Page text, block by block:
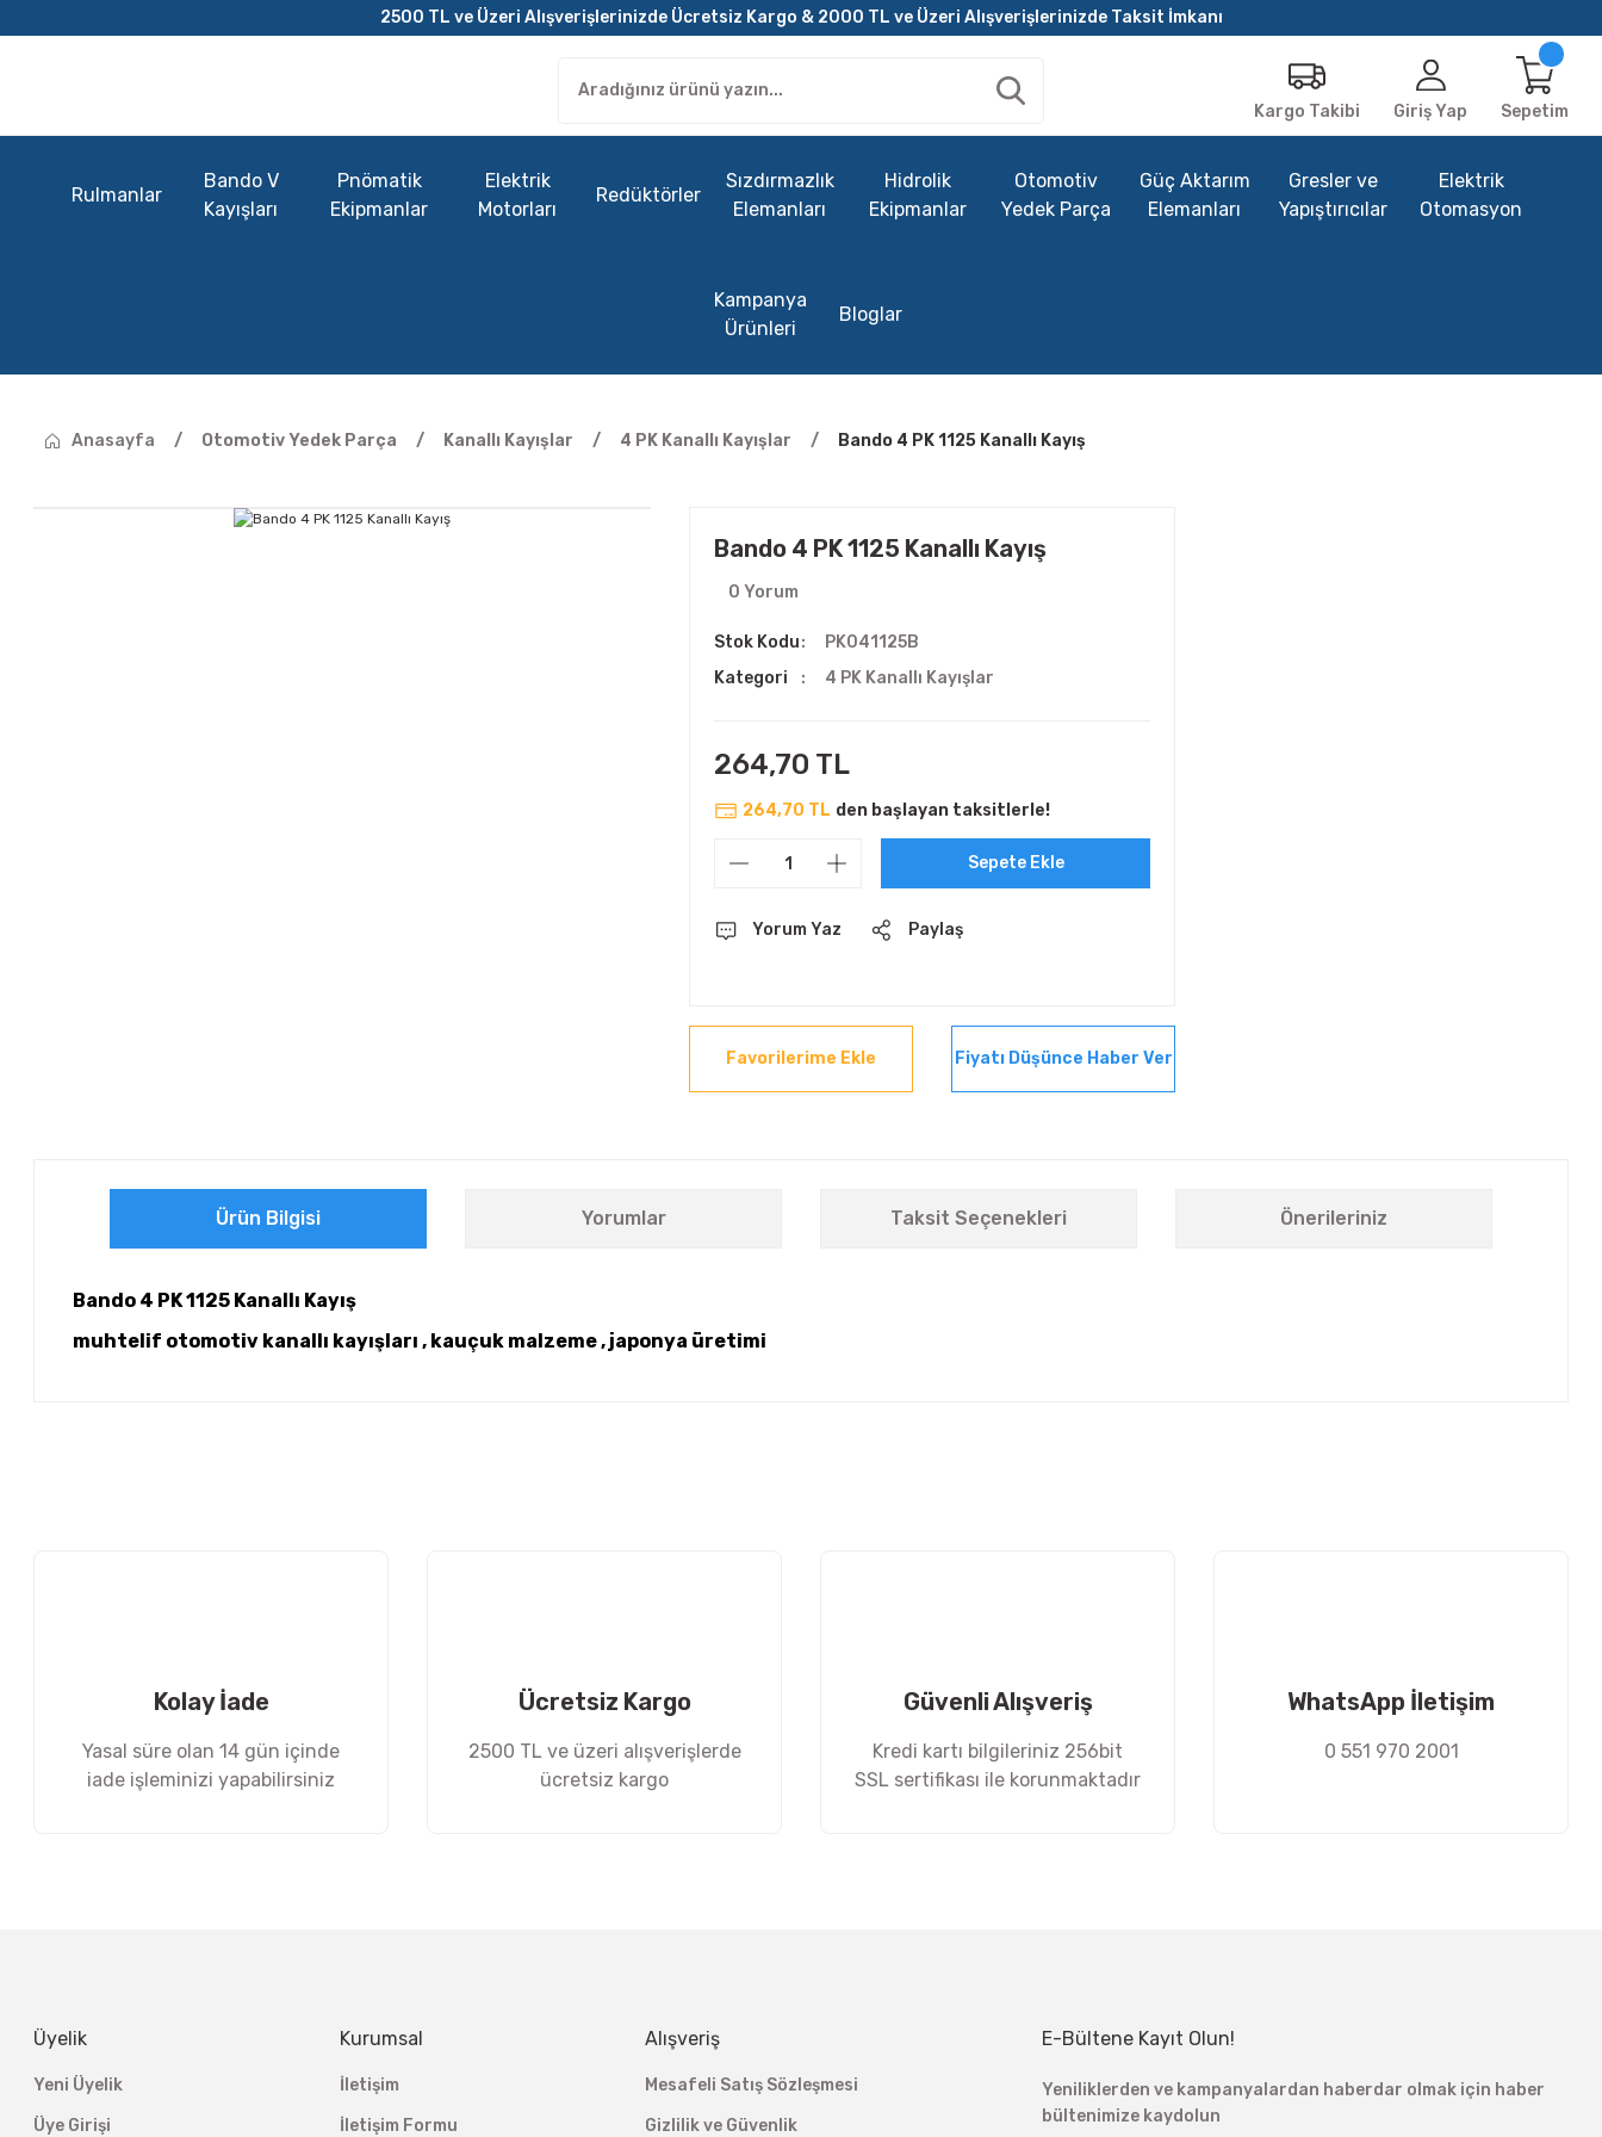
2500 TL ve Üzeri Alışverişlerinizde Ücretsiz Kargo & 2000 TL ve Üzeri Alışverişlerinizde Taksit İmkanı
Kargo Takibi Giriş Yap Sepetim
Rulmanlar
Bando V
Kayışları
Pnömatik
Ekipmanlar
Elektrik
Motorları
Redüktörler
Sızdırmazlık
Elemanları
Hidrolik
Ekipmanlar
Otomotiv
Yedek Parça
Güç Aktarım
Elemanları
Gresler ve
Yapıştırıcılar
Elektrik
Otomasyon
Kampanya
Ürünleri
Bloglar
Anasayfa Otomotiv Yedek Parça Kanallı Kayışlar 4 PK Kanallı Kayışlar Bando 4 PK 1125 Kanallı Kayış
Bando 4 PK 1125 Kanallı Kayış
0 Yorum
Stok Kodu
PK041125B
Kategori
4 PK Kanallı Kayışlar
264,70 TL
264,70 TL den başlayan taksitlerle!
Sepete Ekle
Yorum Yaz Paylaş
Fiyatı Düşünce Haber Ver
Ürün Bilgisi Yorumlar Taksit Seçenekleri Önerileriniz
Bando 4 PK 1125 Kanallı Kayış
muhtelif otomotiv kanallı kayışları , kauçuk malzeme , japonya üretimi
Kolay İade
Yasal süre olan 14 gün içinde
iade işleminizi yapabilirsiniz
Ücretsiz Kargo
2500 TL ve üzeri alışverişlerde
ücretsiz kargo
Güvenli Alışveriş
Kredi kartı bilgileriniz 256bit
SSL sertifikası ile korunmaktadır
WhatsApp İletişim
0 551 970 2001
Üyelik
Yeni Üyelik
Üye Girişi
Kurumsal
İletişim
İletişim Formu
Alışveriş
Mesafeli Satış Sözleşmesi
Gizlilik ve Güvenlik
E-Bültene Kayıt Olun!
Yeniliklerden ve kampanyalardan haberdar olmak için haber
bültenimize kaydolun